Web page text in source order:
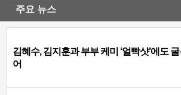
주요 뉴스
김혜수, 김지훈과 부부 케미 ‘얼빡샷’에도
어